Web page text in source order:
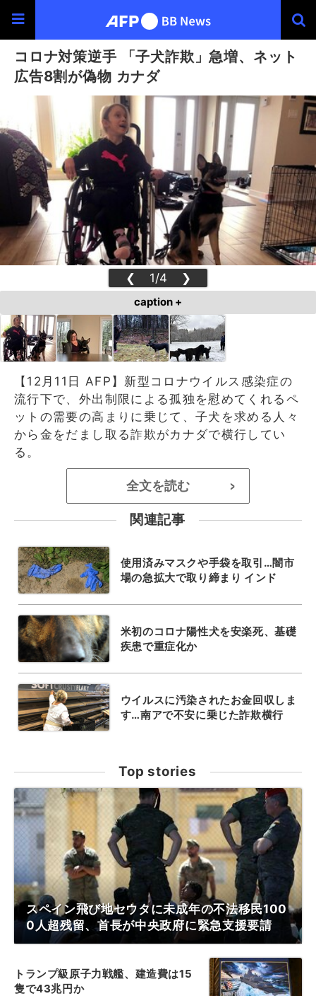
コロナ対策逆手 「子犬詐欺」急増、ネット
広告8割が偽物 カナダ
❮ 1/4 ❯
caption +
【12月11日 AFP】新型コロナウイルス感染症の
流行下で、外出制限による孤独を慰めてくれるペ
ットの需要の高まりに乗じて、子犬を求める人々
から金をだまし取る詐欺がカナダで横行してい
る。
全文を読む >
関連記事
使用済みマスクや手袋を取引…闇市
場の急拡大で取り締まり インド
米初のコロナ陽性犬を安楽死、基礎
疾患で重症化か
ウイルスに汚染されたお金回収しま
す…南アで不安に乗じた詐欺横行
Top stories
スペイン飛び地セウタに未成年の不法移民100
0人超残留、首長が中央政府に緊急支援要請
トランプ級原子力戦艦、建造費は15
隻で43兆円か